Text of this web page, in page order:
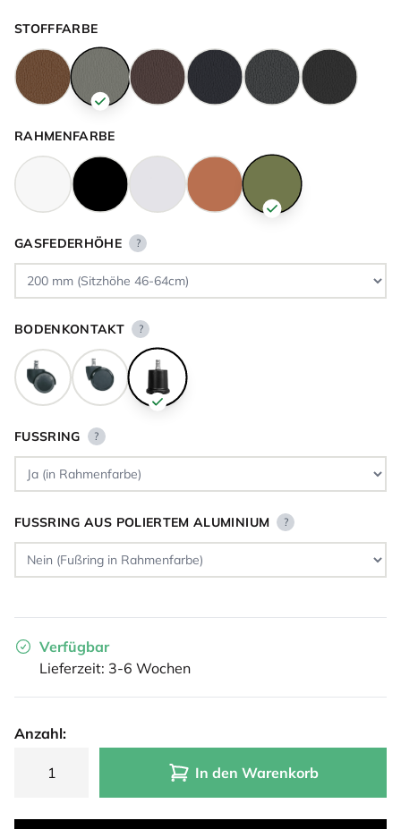
STOFFFARBE
RAHMENFARBE
GASFEDERHÖHE ?
BODENKONTAKT ?
FUSSRING ?
FUSSRING AUS POLIERTEM ALUMINIUM ?
Verfügbar
Lieferzeit: 3-6 Wochen
Anzahl:
In den Warenkorb